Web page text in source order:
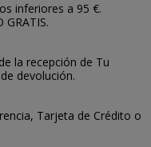
inferiores a 95 €.
GRATIS.
la recepción de Tu
devolución.
Tarjeta de Crédito o